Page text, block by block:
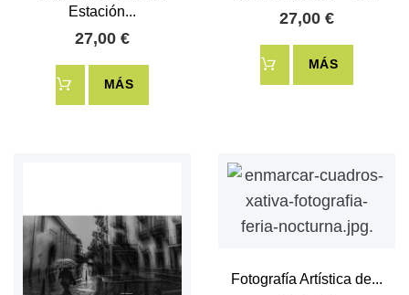
Estación...
27,00 €
MÁS
27,00 €
MÁS
Fotografía Artística de...